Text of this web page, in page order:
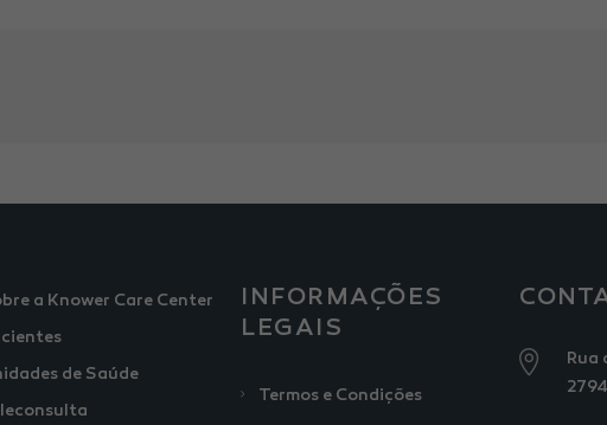
a Knower Care Center
de Saúde
INFORMAÇÕES
LEGAIS
Termos e Condições
Rua